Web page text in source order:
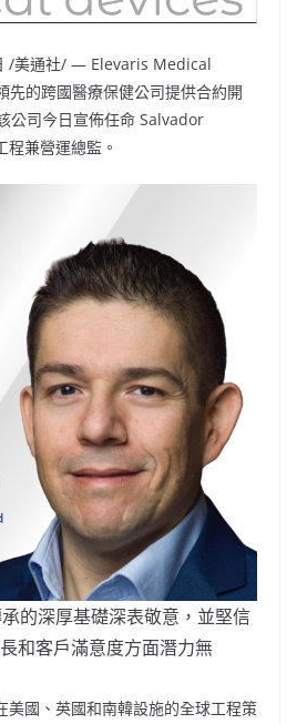
/美通社/ — Elevaris Medical
先的跨國醫療保健公司提供合約開
公司今日宣佈任命 Salvador
程兼營運總監。
承的深厚基礎深表敬意，並堅信
和客戶滿意度方面潛力無
國、英國和南韓設施的全球工程策